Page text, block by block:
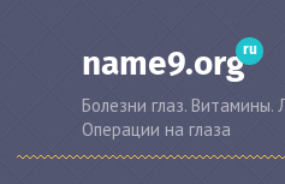
name9.orgru
Болезни глаз. Витамины.
Операции на глаза